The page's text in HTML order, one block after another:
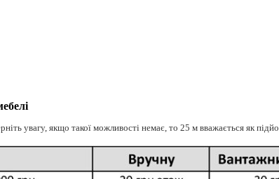
увагу, якщо такої можливості немає, то 25 м вважається як